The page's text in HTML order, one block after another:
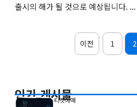
출시의 해가 될 것으로 예상됩니다. ...
이전 1 2
인기 게시물
티켓예매